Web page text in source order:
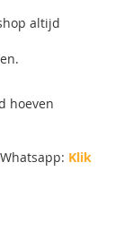
altijd
hoeven
Whatsapp: Klik